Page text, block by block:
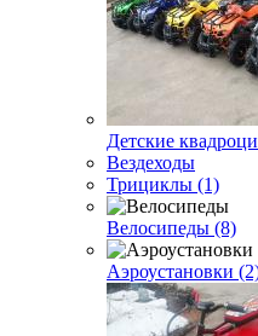
Детские
Вездеходы
Трициклы (1)
Велосипеды (8)
Аэроустановки